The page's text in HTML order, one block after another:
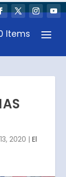
Items
2020 | El